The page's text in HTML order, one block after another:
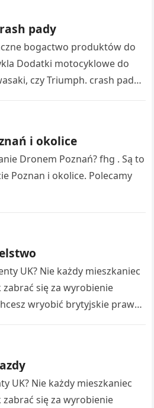
pady
bogactwo produktów do
Dodatki motocyklowe do
czy Triumph. crash pady
i okolice
Dronem Poznań? fhg . Są to
Poznan i okolice. Polecamy
UK? Nie każdy mieszkaniec
się za wyrobienie
wryobić brytyjskie prawo
UK? Nie każdy mieszkaniec
się za wyrobienie